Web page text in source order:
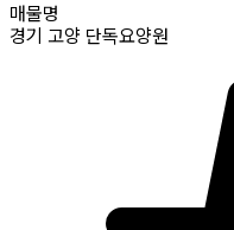
매물명
경기 고양 단독요양원